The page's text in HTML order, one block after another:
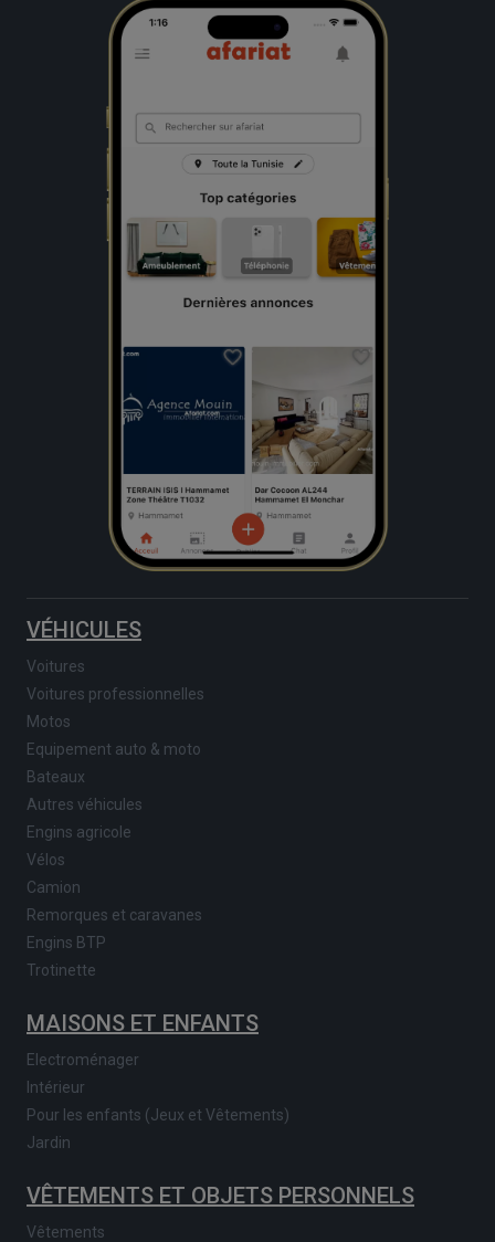
VÉHICULES
Voitures
Voitures professionnelles
Motos
Equipement auto & moto
Bateaux
Autres véhicules
Engins agricole
Vélos
Camion
Remorques et caravanes
Engins BTP
Trotinette
MAISONS ET ENFANTS
Electroménager
Intérieur
Pour les enfants (Jeux et Vêtements)
Jardin
VÊTEMENTS ET OBJETS PERSONNELS
Vêtements